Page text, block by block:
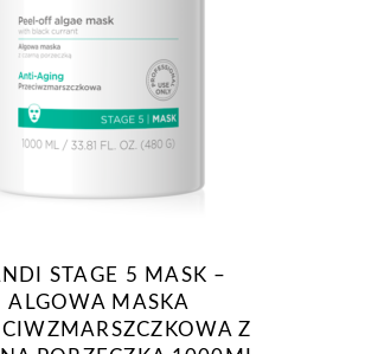
STAGE 5 MASK –
ALGOWA MASKA
Z